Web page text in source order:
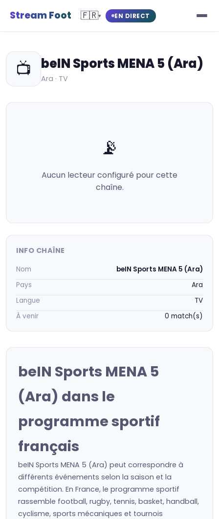
Stream Foot 🇫🇷▾ EN DIRECT
📺 beIN Sports MENA 5 (Ara)
Ara · TV
📡
Aucun lecteur configuré pour cette
chaîne.
INFO CHAÎNE
Nom
beIN Sports MENA 5 (Ara)
Pays
Ara
Langue
TV
À venir
0 match(s)
beIN Sports MENA 5
(Ara) dans le
programme sportif
français
beIN Sports MENA 5 (Ara) peut correspondre à
différents événements selon la saison et la
compétition. En France, le programme sportif
rassemble football, rugby, tennis, basket, handball,
cyclisme, sports mécaniques et tournois